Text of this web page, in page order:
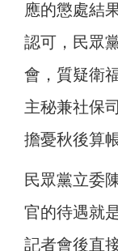
應的懲處結
認可，民眾
會，質疑衛
主秘兼社保
擔憂秋後算
民眾黨立委
官的待遇就
記者會後直